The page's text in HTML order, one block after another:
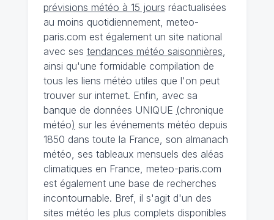
prévisions météo à 15 jours réactualisées
au moins quotidiennement, meteo-
paris.com est également un site national
avec ses tendances météo saisonnières
ainsi qu'une formidable compilation de
tous les liens météo utiles que l'on peut
trouver sur internet. Enfin, avec sa
banque de données UNIQUE (chronique
météo) sur les événements météo depuis
1850 dans toute la France, son almanach
météo, ses tableaux mensuels des aléas
climatiques en France, meteo-paris.com
est également une base de recherches
incontournable. Bref, il s'agit d'un des
sites météo les plus complets disponibles